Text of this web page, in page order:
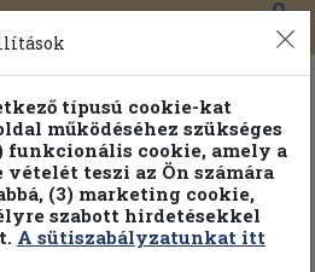
0
több mint 30 000 kötet közül
20% kedvezménnyel!
típusú cookie-kat
működéséhez szükséges
funkcionális cookie, amely a
teszi az Ön számára
(3) marketing cookie,
szabott hirdetésekkel
A sütiszabályzatunkat itt